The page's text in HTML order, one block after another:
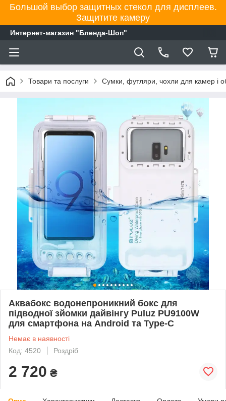
Большой выбор защитных стекол для дисплеев.
Защитите камеру
Интернет-магазин "Бленда-Шоп"
Товари та послуги Сумки, футляри, чохли для камер і
Аквабокс водонепроникний бокс для
підводної зйомки дайвінгу Puluz PU9100W
для смартфона на Android та Type-C
Немає в наявності
Код: 4520
Роздріб
2 720 ₴